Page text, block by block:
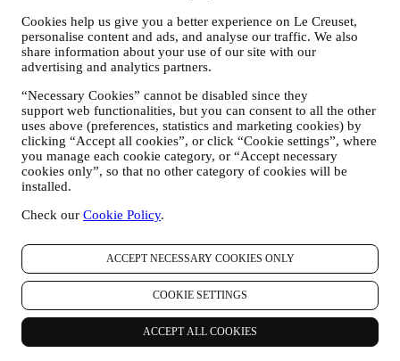
Cookies help us give you a better experience on Le Creuset,
personalise content and ads, and analyse our traffic. We also
share information about your use of our site with our
advertising and analytics partners.
“Necessary Cookies” cannot be disabled since they
support web functionalities, but you can consent to all the other
uses above (preferences, statistics and marketing cookies) by
clicking “Accept all cookies”, or click “Cookie settings”, where
you manage each cookie category, or “Accept necessary
cookies only”, so that no other category of cookies will be
installed.
Check our Cookie Policy.
ACCEPT NECESSARY COOKIES ONLY
COOKIE SETTINGS
ACCEPT ALL COOKIES
3. POR QUE REUNIMOS ESTA INFORMAÇÃO?
Podemos processar os seus dados para os seguintes fins:
PARA AS NOSSAS OBRIGAÇÕES LEGAIS. Podemos ter
obrigações legais e outras decorrentes de instruções recebidas
das autoridades.
PARA CRIAR UMA CONTA LE CREUSET. Usaremos os
seus dados para criar uma conta Le Creuset que lhe dará
acesso a uma série de vantagens dedicadas a usuários
registrados, para aproveitar melhor os nossos serviços, como
visualizar e acompanhar pedidos. Esta atividade de
estes depois de se tornar titular de uma conta Le Creuset.
GERIR AS SUAS ENCOMENDAS E FORNECER
NOSSOS PRODUTOS, SERVIÇOS E ASSISTÊNCIA.
Usaremos os seus dados para gerir o nosso relacionamento
contratual consigo, as suas compras de produtos no sitee/ou
nas nossas lojas Le Creuset, do seu uso do site, qualquer
assistência pós-venda subsequente ou a sua participação nos